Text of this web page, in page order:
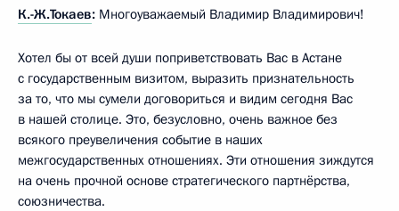
К.-Ж.Токаев: Многоуважаемый Владимир Владимирович!
Хотел бы от всей души поприветствовать Вас в Астане
с государственным визитом, выразить признательность
за то, что мы сумели договориться и видим сегодня Вас
в нашей столице. Это, безусловно, очень важное без
всякого преувеличения событие в наших
межгосударственных отношениях. Эти отношения зиждутся
на очень прочной основе стратегического партнёрства,
союзничества.